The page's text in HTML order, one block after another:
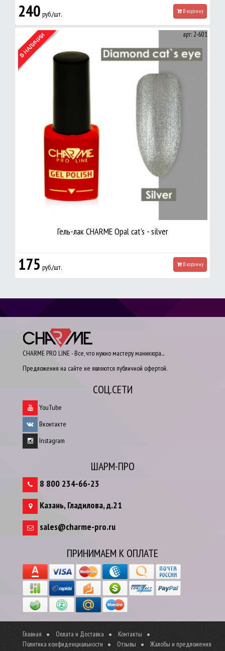
240 руб./шт. В корзину
арт: 2-601
Гель-лак CHARME Opal cat's - silver
175 руб./шт. В корзину
CHARME PRO LINE - Все, что нужно мастеру маникюра...
Предложения на сайте не являются публичной офертой.
СОЦ.СЕТИ
YouTube
Вконтакте
Instagram
ШАРМ-ПРО
8 800 234-66-23
Казань,Гладилова, д.21
sales@charme-pro.ru
ПРИНИМАЕМ К ОПЛАТЕ
Главная Оплата и Доставка
Контакты
Политика конфиденциальности
Отзывы
Жалобы и предложения